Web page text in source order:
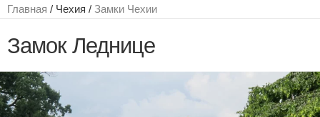
Главная / Чехия / Замки Чехии
Замок Леднице